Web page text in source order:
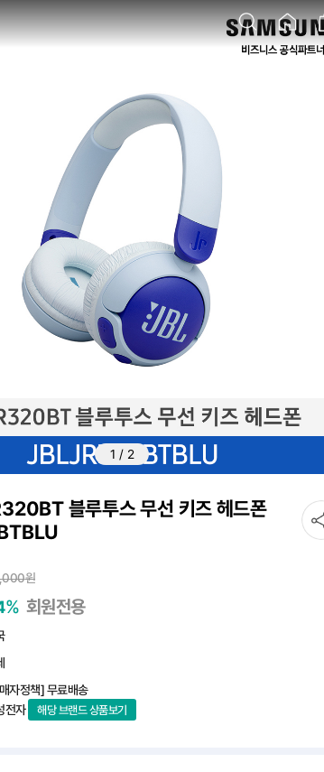
1 / 2
블루투스 무선 키즈 헤드폰
원
% 회원전용
자정책] 무료배송
전자 해당 브랜드 상품보기